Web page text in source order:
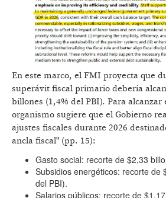
En este marco, el FMI proyecta que
superávit fiscal primario debería
billones (1,4% del PBI). Para alcanzar
organismo sugiere que el Gobierno
ajustes fiscales durante 2026
ancla fiscal" (pp. 15):
Gasto social: recorte de $2,33
Subsidios energéticos: recorte de
del PBI).
Salarios públicos: recorte de